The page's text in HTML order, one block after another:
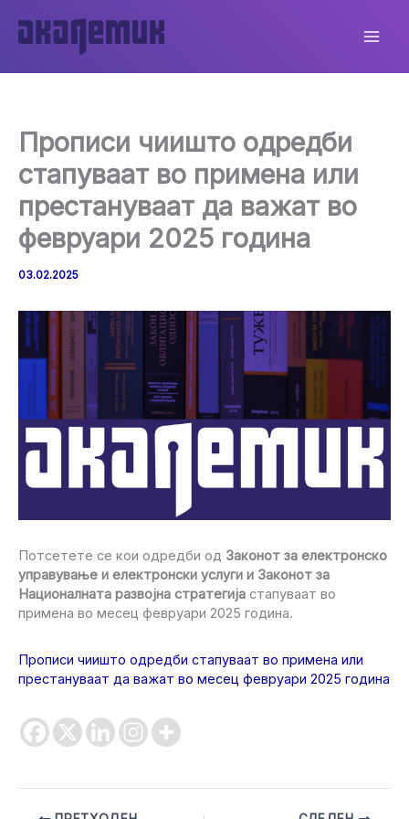
content
Прописи чиишто одредби
стапуваат во примена или
престануваат да важат во
февруари 2025 година
03.02.2025
Потсетете се кои одредби од Законот за електронско
управување и електронски услуги и Законот за
Националната развојна стратегија стапуваат во
примена во месец февруари 2025 година.
Прописи чиишто одредби стапуваат во примена или
престануваат да важат во месец февруари 2025 година